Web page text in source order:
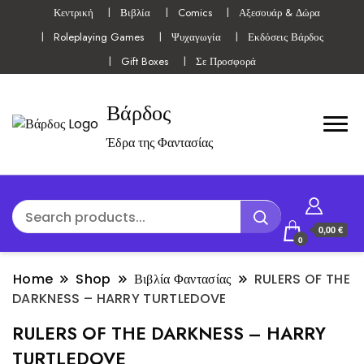
Κεντρική Βιβλία Comics
Αξεσουάρ & Δώρα
Roleplaying Games
Ψυχαγωγία
Εκδόσεις Βάρδος
Gift Boxes
Σε Προσφορά
Βάρδος
Έδρα της Φαντασίας
0
0,00 €
Home Shop Βιβλία Φαντασίας
RULERS OF THE
DARKNESS – HARRY TURTLEDOVE
RULERS OF THE DARKNESS – HARRY
TURTLEDOVE